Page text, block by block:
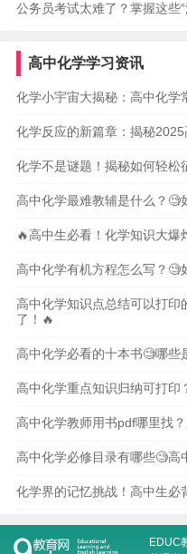
公务员考试太难了？掌握这些“
高中化学学习资讯
化学小宇宙大揭秘：高中化学
化学反应的新篇章：揭秘
化学不是谜题！揭秘如何轻松
高中化学最难教辅是什么？🧐
🔥高中生必看！化学知识大
高中化学有机方程怎么写？🧐
高中化学知识点总结可以打
了！🔥
高中化学必看的十本书🧐哪
高中化学重点知识归纳可打印
高中化学教师用书pdf哪里找
高中化学必修目录有哪些🧐
化学界的记忆挑战！高中生
EDUC